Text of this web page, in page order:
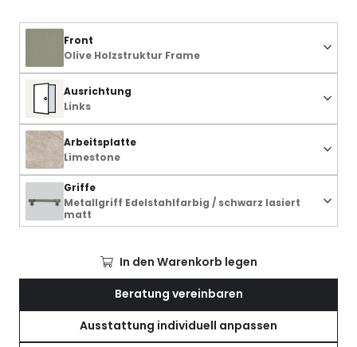
Front
Olive Holzstruktur Frame
Ausrichtung
Links
Arbeitsplatte
Limestone
Griffe
Metallgriff Edelstahlfarbig / schwarz lasiert
matt
In den Warenkorb legen
Beratung vereinbaren
Ausstattung individuell anpassen